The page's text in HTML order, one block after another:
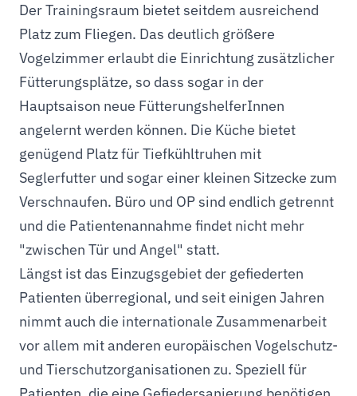
Der Trainingsraum bietet seitdem ausreichend
Platz zum Fliegen. Das deutlich größere
Vogelzimmer erlaubt die Einrichtung zusätzlicher
Fütterungsplätze, so dass sogar in der
Hauptsaison neue FütterungshelferInnen
angelernt werden können. Die Küche bietet
genügend Platz für Tiefkühltruhen mit
Seglerfutter und sogar einer kleinen Sitzecke zum
Verschnaufen. Büro und OP sind endlich getrennt
und die Patientenannahme findet nicht mehr
"zwischen Tür und Angel" statt.
Längst ist das Einzugsgebiet der gefiederten
Patienten überregional, und seit einigen Jahren
nimmt auch die internationale Zusammenarbeit
vor allem mit anderen europäischen Vogelschutz-
und Tierschutzorganisationen zu. Speziell für